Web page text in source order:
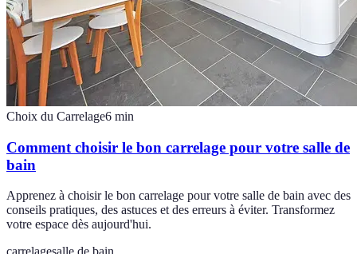
Choix du Carrelage6 min
Comment choisir le bon carrelage pour votre salle de
bain
Apprenez à choisir le bon carrelage pour votre salle de bain avec des
conseils pratiques, des astuces et des erreurs à éviter. Transformez
votre espace dès aujourd'hui.